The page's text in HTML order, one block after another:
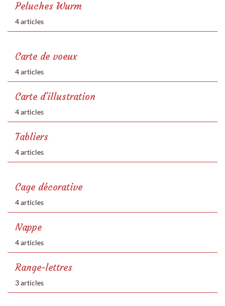
Peluches Wurm
4 articles
Carte de voeux
4 articles
Carte d'illustration
4 articles
Tabliers
4 articles
Cage décorative
4 articles
Nappe
4 articles
Range-lettres
3 articles